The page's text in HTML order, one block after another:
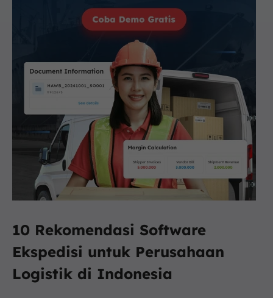
10 Rekomendasi Software
Ekspedisi untuk Perusahaan
Logistik di Indonesia